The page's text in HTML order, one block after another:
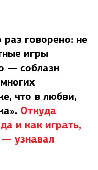
говорено: не
игры
— соблазн
что в любви,
Откуда
и как играть,
— узнавал